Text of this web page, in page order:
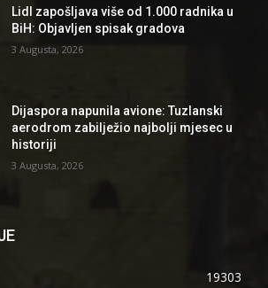
Lidl zapošljava više od 1.000 radnika u
BiH: Objavljen spisak gradova
3 Augusta, 2026
Dijaspora napunila avione: Tuzlanski
aerodrom zabilježio najbolji mjesec u
historiji
3 Augusta, 2026
19303